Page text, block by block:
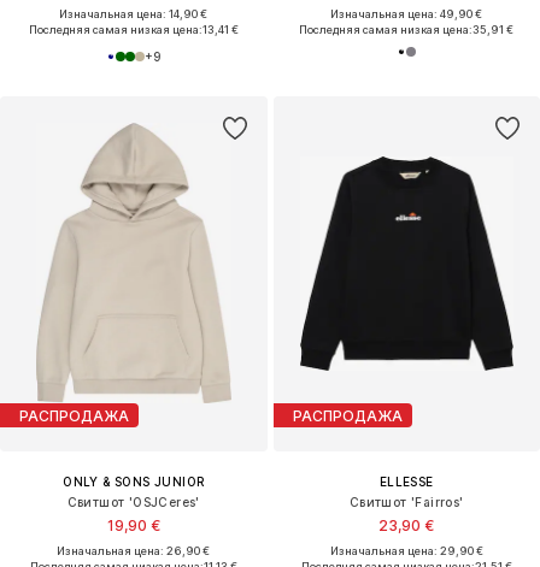
Изначальная цена: 14,90 €
Последняя самая низкая цена:13,41 €
+9
Изначальная цена: 49,90 €
Последняя самая низкая цена:35,91 €
РАСПРОДАЖА
ONLY & SONS JUNIOR
Свитшот 'OSJCeres'
19,90 €
Изначальная цена: 26,90 €
РАСПРОДАЖА
ELLESSE
Свитшот 'Fairros'
23,90 €
Изначальная цена: 29,90 €